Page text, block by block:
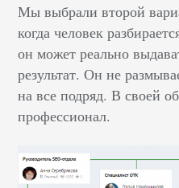
Мы выбрали второй
когда человек
он может реально
результат. Он не
на все подряд. В своей
профессионал.